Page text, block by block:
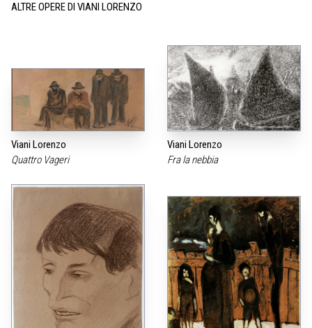
ALTRE OPERE DI VIANI LORENZO
Viani Lorenzo
Quattro Vageri
Viani Lorenzo
Fra la nebbia